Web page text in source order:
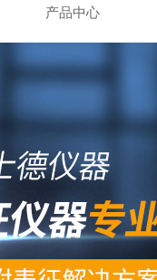
产品中心